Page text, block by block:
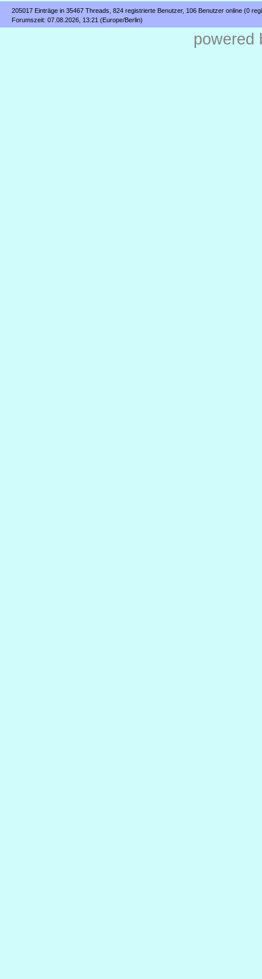
205017 Einträge in 35467 Threads, 824 registrierte Benutzer, 106 Benutzer online (0
Forumszeit: 07.08.2026, 13:21 (Europe/Berlin)
powered